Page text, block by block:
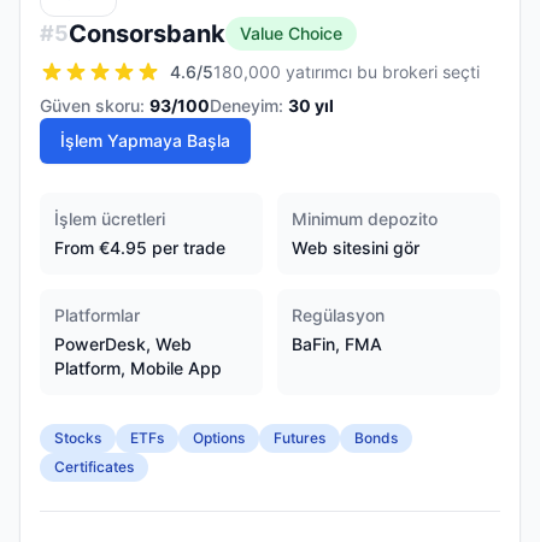
#5Consorsbank
Value Choice
4.6/5180,000 yatırımcı bu brokeri seçti
Güven skoru: 93/100Deneyim: 30 yıl
İşlem Yapmaya Başla
İşlem ücretleri
From €4.95 per trade
Minimum depozito
Web sitesini gör
Platformlar
PowerDesk, Web
Platform, Mobile App
Regülasyon
BaFin, FMA
Stocks ETFs Options Futures
Bonds
Certificates